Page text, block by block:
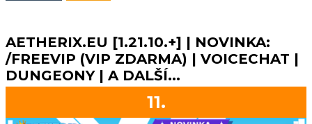
AETHERIX.EU [1.21.10.+] | NOVINKA:
/FREEVIP (VIP ZDARMA) | VOICECHAT |
DUNGEONY | A DALŠÍ...
11.